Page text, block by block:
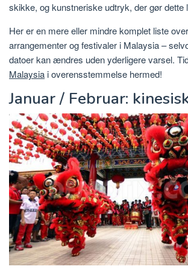
skikke, og kunstneriske udtryk, der gør dette
Her er en mere eller mindre komplet liste
arrangementer og festivaler i Malaysia –
datoer kan ændres uden yderligere varsel.
Malaysia i overensstemmelse hermed!
Januar / Februar: